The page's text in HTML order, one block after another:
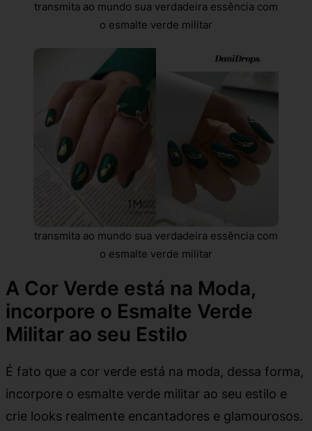
transmita ao mundo sua verdadeira essência com
o esmalte verde militar
transmita ao mundo sua verdadeira essência com
o esmalte verde militar
A Cor Verde está na Moda,
incorpore o Esmalte Verde
Militar ao seu Estilo
É fato que a cor verde está na moda, dessa forma,
incorpore o esmalte verde militar ao seu estilo e
crie looks realmente encantadores e glamourosos.